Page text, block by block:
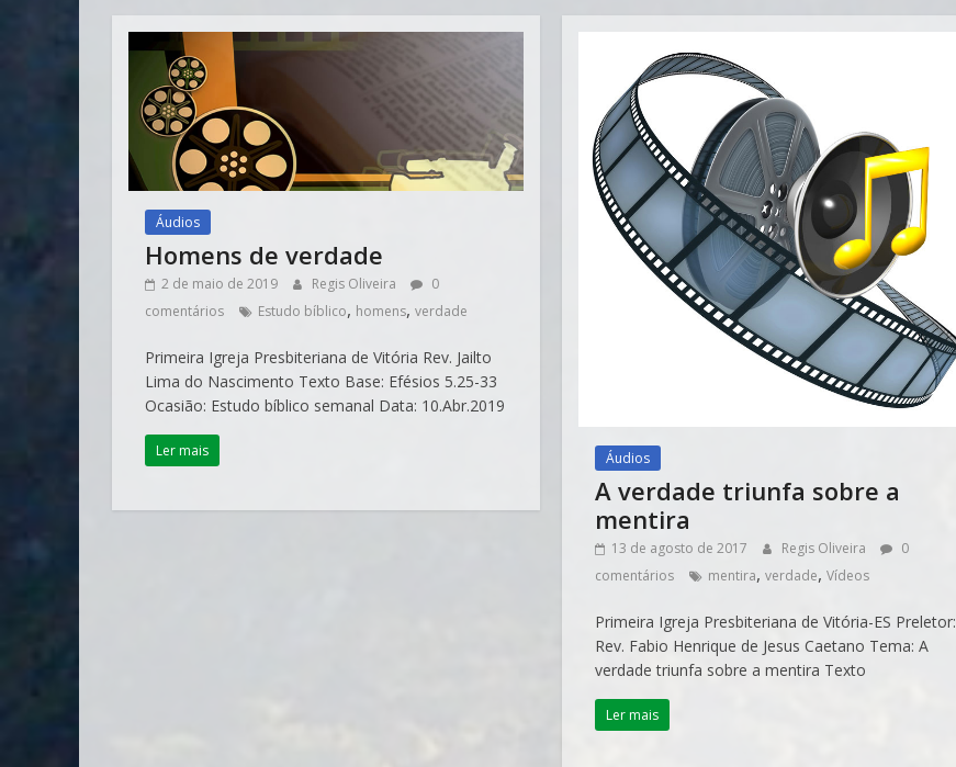
Áudios
Homens de verdade
2 de maio de 2019 Regis Oliveira
0
comentários
Estudo bíblico, homens, verdade
Primeira Igreja Presbiteriana de Vitória Rev. Jailto
Lima do Nascimento Texto Base: Efésios 5.25-33
Ocasião: Estudo bíblico semanal Data: 10.Abr.2019
Ler mais Áudios
A verdade triunfa sobre a
mentira
13 de agosto de 2017 Regis Oliveira
0
comentários
mentira,verdade,Vídeos
Primeira Igreja Presbiteriana de Vitória-ES Preletor:
Rev. Fabio Henrique de Jesus Caetano Tema: A
verdade triunfa sobre a mentira Texto
Ler mais